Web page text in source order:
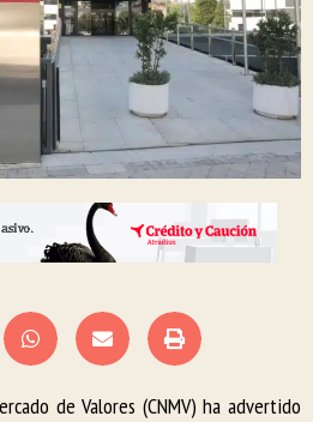
de Valores (CNMV) ha advertido